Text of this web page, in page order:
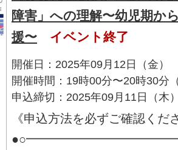
障害」への理解〜幼児期か
援〜
イベント終了
開催日：2025年09月12日（金）
開催時間：19時00分〜20時30分
申込締切：2025年09月11日（木）
《申込方法を必ずご確認くだ